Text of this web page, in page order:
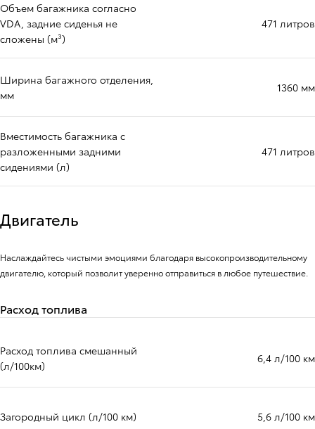
Объем багажника согласно
VDA, задние сиденья не
сложены (м³)
471 литров
Ширина багажного отделения,
мм
1360 мм
Вместимость багажника с
разложенными задними
сидениями (л)
471 литров
Двигатель
Наслаждайтесь чистыми эмоциями благодаря высокопроизводительному
двигателю, который позволит уверенно отправиться в любое путешествие.
Расход топлива
Расход топлива смешанный
(л/100км)
6,4 л/100 км
Загородный цикл (л/100 км) 5,6 л/100 км